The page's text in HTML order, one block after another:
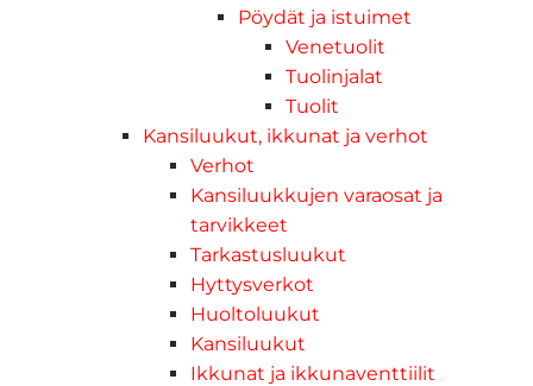
Pöydät ja istuimet
Venetuolit
Tuolinjalat
Tuolit
Kansiluukut, ikkunat ja verhot
Verhot
Kansiluukkujen varaosat ja
tarvikkeet
Tarkastusluukut
Hyttysverkot
Huoltoluukut
Kansiluukut
Ikkunat ja ikkunaventtiilit